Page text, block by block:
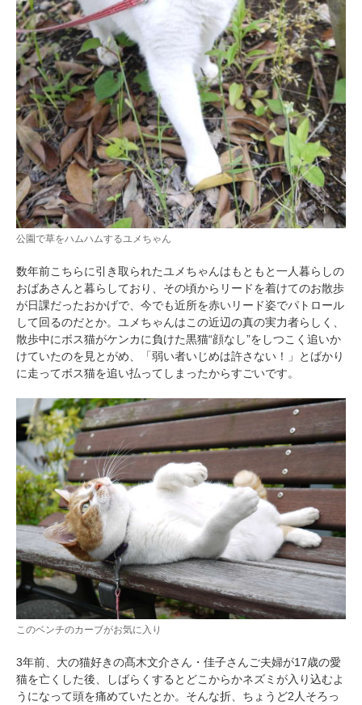
公園で草をハムハムするユメちゃん
数年前こちらに引き取られたユメちゃんはもともと一人暮らしの
おばあさんと暮らしており、その頃からリードを着けてのお散歩
が日課だったおかげで、今でも近所を赤いリード姿でパトロール
して回るのだとか。ユメちゃんはこの近辺の真の実力者らしく、
散歩中にボス猫がケンカに負けた黒猫“顔なし”をしつこく追いか
けていたのを見とがめ、「弱い者いじめは許さない！」とばかり
に走ってボス猫を追い払ってしまったからすごいです。
このベンチのカーブがお気に入り
3年前、大の猫好きの髙木文介さん・佳子さんご夫婦が17歳の愛
猫を亡くした後、しばらくするとどこからかネズミが入り込むよ
うになって頭を痛めていたとか。そんな折、ちょうど2人そろっ